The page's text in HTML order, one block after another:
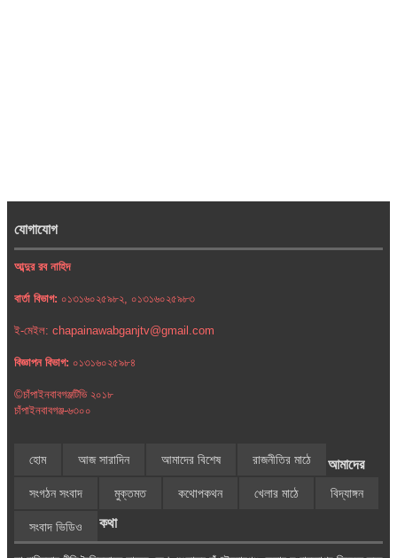
যোগাযোগ
আব্দুর রব নাহিদ
বার্তা বিভাগ: ০১৩১৬০২৫৯৮২, ০১৩১৬০২৫৯৮৩
ই-মেইল: chapainawabganjtv@gmail.com
বিজ্ঞাপন বিভাগ: ০১৩১৬০২৫৯৮৪
©চাঁপাইনবাবগঞ্জটিভি ২০১৮
চাঁপাইনবাবগঞ্জ-৬৩০০
হোম আজ সারাদিন আমাদের বিশেষ রাজনীতির মাঠে
সংগঠন সংবাদ মুক্তমত কথোপকথন খেলার মাঠে বিদ্যাঙ্গন
সংবাদ ভিডিও
আমাদের
কথা